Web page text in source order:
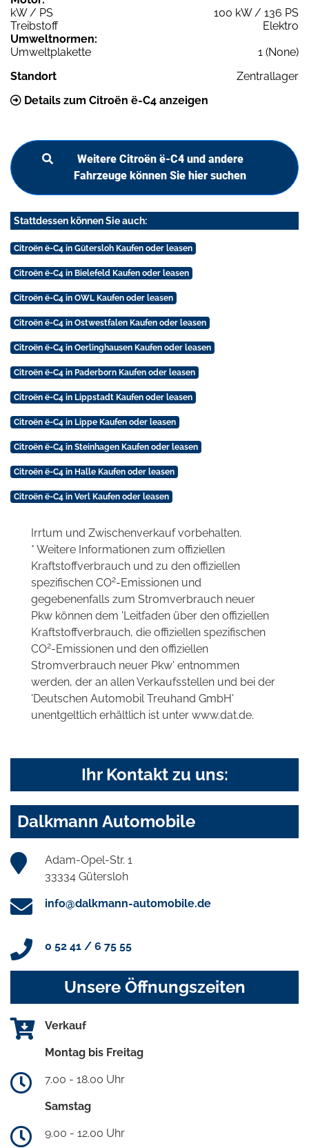
kW / PS
100 kW / 136 PS
Treibstoff
Elektro
Umweltnormen:
Umweltplakette
1 (None)
Standort
Zentrallager
Details zum Citroën ë-C4 anzeigen
Weitere Citroën ë-C4 und andere
Fahrzeuge können Sie hier suchen
Stattdessen können Sie auch:
Citroën ë-C4 in Gütersloh Kaufen oder leasen
Citroën ë-C4 in Bielefeld Kaufen oder leasen
Citroën ë-C4 in OWL Kaufen oder leasen
Citroën ë-C4 in Ostwestfalen Kaufen oder leasen
Citroën ë-C4 in Oerlinghausen Kaufen oder leasen
Citroën ë-C4 in Paderborn Kaufen oder leasen
Citroën ë-C4 in Lippstadt Kaufen oder leasen
Citroën ë-C4 in Lippe Kaufen oder leasen
Citroën ë-C4 in Steinhagen Kaufen oder leasen
Citroën ë-C4 in Halle Kaufen oder leasen
Citroën ë-C4 in Verl Kaufen oder leasen
Irrtum und Zwischenverkauf vorbehalten.
* Weitere Informationen zum offiziellen
Kraftstoffverbrauch und zu den offiziellen
spezifischen CO2-Emissionen und
gegebenenfalls zum Stromverbrauch neuer
Pkw können dem 'Leitfaden über den offiziellen
Kraftstoffverbrauch, die offiziellen spezifischen
CO2-Emissionen und den offiziellen
Stromverbrauch neuer Pkw' entnommen
werden, der an allen Verkaufsstellen und bei der
'Deutschen Automobil Treuhand GmbH'
unentgeltlich erhältlich ist unter www.dat.de.
Ihr Kontakt zu uns:
Dalkmann Automobile
Adam-Opel-Str. 1
33334 Gütersloh
info@dalkmann-automobile.de
0 52 41 / 6 75 55
Unsere Öffnungszeiten
Verkauf
Montag bis Freitag
7.00 - 18.00 Uhr
Samstag
9.00 - 12.00 Uhr